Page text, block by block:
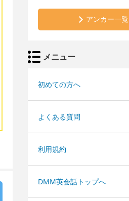
アンカー一覧
メニュー
初めての方へ
よくある質問
利用規約
DMM英会話トップへ